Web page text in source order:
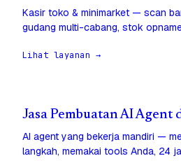
Kasir toko & minimarket — scan
gudang multi-cabang, stok
Lihat layanan →
Jasa Pembuatan AI Agent
AI agent yang bekerja mandiri —
langkah, memakai tools Anda, 24